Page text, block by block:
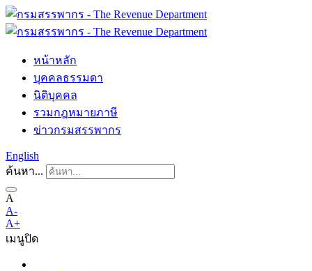
หน้าหลัก
บุคคลธรรมดา
นิติบุคคล
รวมกฎหมายภาษี
ข่าวกรมสรรพากร
English
ค้นหา...
A
A-
A+
เมนูปิด